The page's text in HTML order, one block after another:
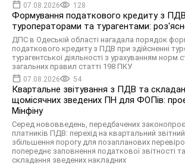
07.08.2026 128
Формування податкового кредиту з ПДВ
туроператорами та турагентами:
ДПС в Одеській області нагадала порядок
податкового кредиту з ПДВ при здійсненні
турагентської діяльності з урахуванням норм
загальних правил статті 198 ПКУ
07.08.2026 54
Квартальне звітування з ПДВ та
щомісячних зведених ПН для ФОПів:
Мінфіну
Серед нововведень, передбачених
платників ПДВ: перехід на квартальний звітний
збільшення порогу для позапланових
попереднє заповнення податкової звітності
складання зведених накладних